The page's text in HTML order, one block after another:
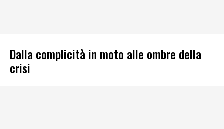
Dalla complicità in moto alle ombre della
crisi